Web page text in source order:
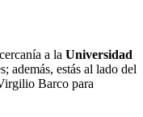
a la Universidad
además, estás al lado del
Barco para